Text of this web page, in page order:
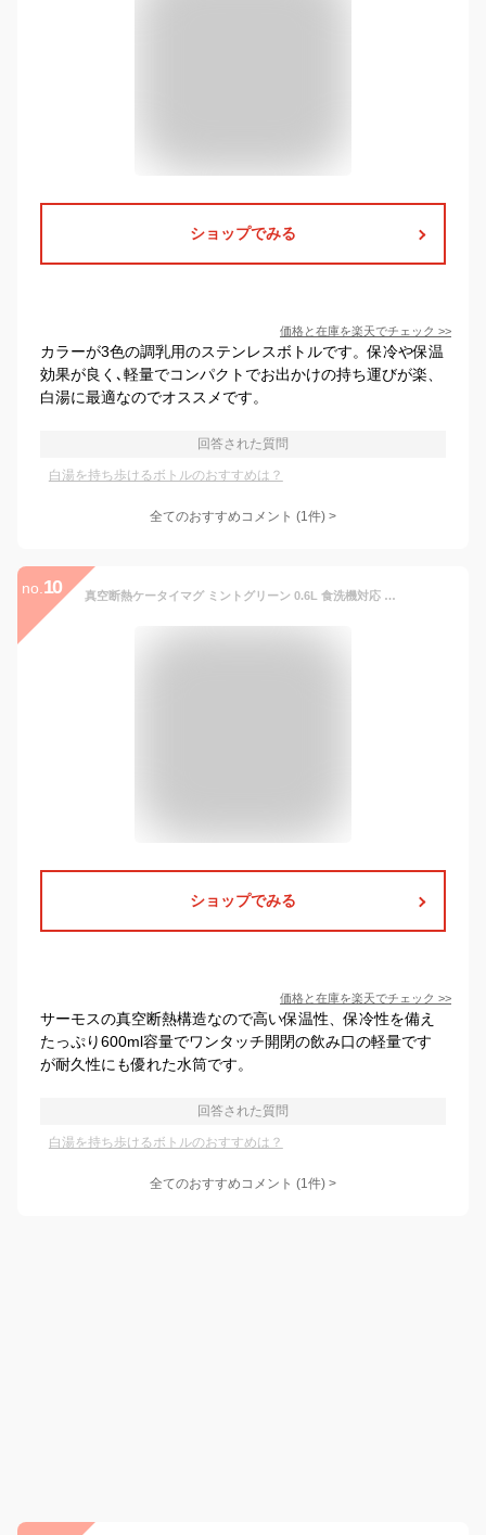
ショップでみる
価格と在庫を楽天でチェック >>
カラーが3色の調乳用のステンレスボトルです。保冷や保温
効果が良く､軽量でコンパクトでお出かけの持ち運びが楽、
白湯に最適なのでオススメです。
回答された質問
白湯を持ち歩けるボトルのおすすめは？
全てのおすすめコメント (1件) >
no. 10 真空断熱ケータイマグ ミントグリーン 0.6L 食洗機対応 保温・保冷 水筒 JNL-S600-MG サーモス【THERMOS】【超軽量コンパクトシリーズ】
ショップでみる
価格と在庫を楽天でチェック >>
サーモスの真空断熱構造なので高い保温性、保冷性を備え
たっぷり600ml容量でワンタッチ開閉の飲み口の軽量です
が耐久性にも優れた水筒です。
回答された質問
白湯を持ち歩けるボトルのおすすめは？
全てのおすすめコメント (1件) >